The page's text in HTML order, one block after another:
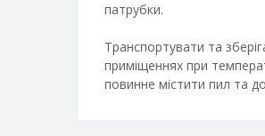
патрубки.
Транспортувати та
приміщеннях при
повинне містити пил та